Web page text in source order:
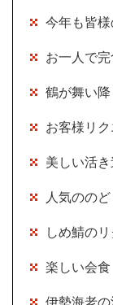
今年も皆
お一人で
鶴が舞い
お客様リ
美しい活
人気のの
しめ鯖の
楽しい会
伊勢海老